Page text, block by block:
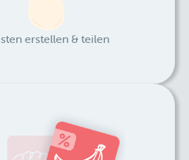
erstellen & teilen